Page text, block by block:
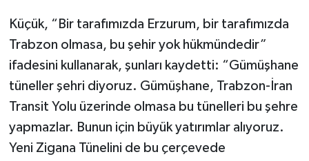
Küçük, “Bir tarafımızda Erzurum, bir tarafımızda
Trabzon olmasa, bu şehir yok hükmündedir”
ifadesini kullanarak, şunları kaydetti: “Gümüşhane
tüneller şehri diyoruz. Gümüşhane, Trabzon-İran
Transit Yolu üzerinde olmasa bu tünelleri bu şehre
yapmazlar. Bunun için büyük yatırımlar alıyoruz.
Yeni Zigana Tünelini de bu çerçevede